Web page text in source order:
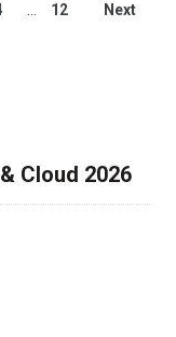
… 12 Next
Cloud 2026